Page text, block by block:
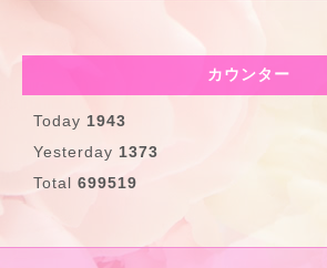
カウンター
Today 1943
Yesterday 1373
Total 699519